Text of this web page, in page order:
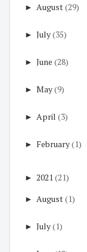
► August(29)
► July(35)
► June (28)
► May(9)
► April (3)
► February(1)
► 2021(21)
► August(1)
► July(1)